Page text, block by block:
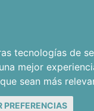
tecnologías de
mejor
sean más
PREFERENCIAS